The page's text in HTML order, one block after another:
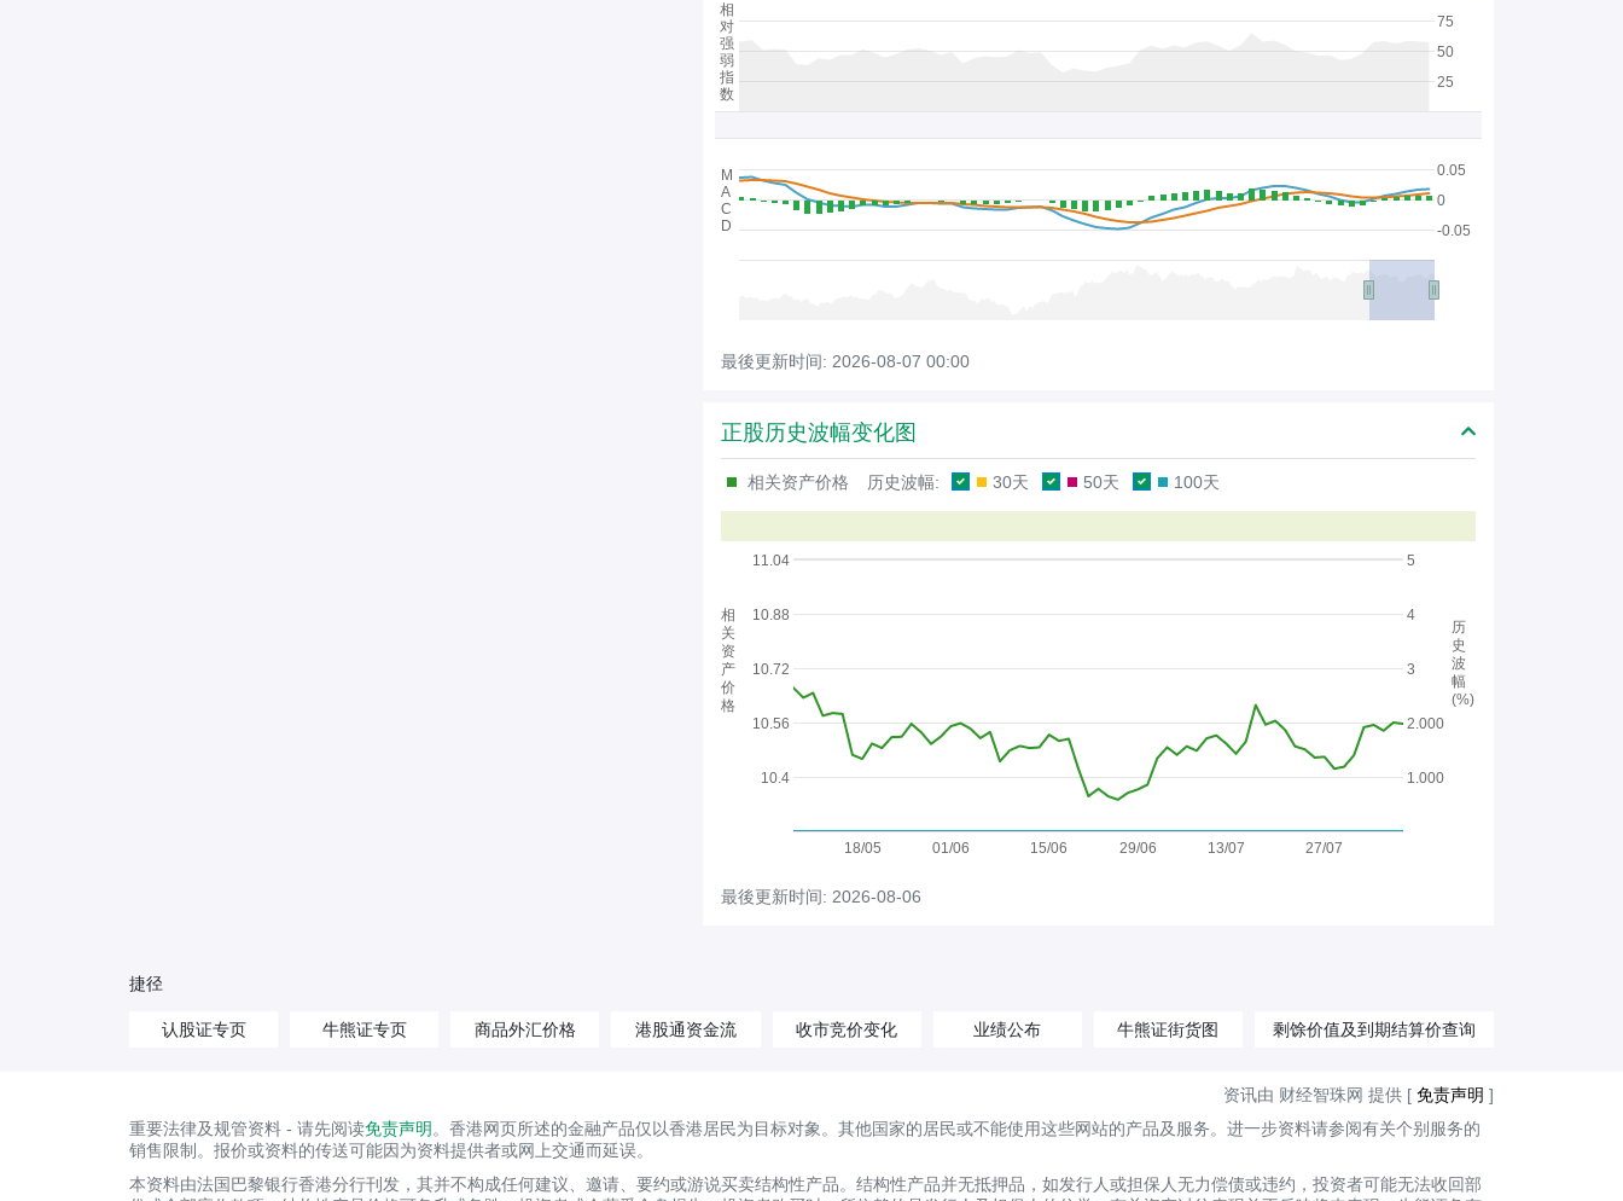
25
50
75
-0.05
0
0.05
相
对
强
弱
指
数
M
A
C
D
最後更新时间: 2026-08-07 00:00
正股历史波幅变化图
相关资产价格 历史波幅: 30天 50天 100天
18/05 01/06 15/06 29/06 13/07 27/07
10.4
10.56
10.72
10.88
11.04
1.000
2.000
3
4
5
相
关
资
产
价
格
历
史
波
幅
(%)
最後更新时间: 2026-08-06
捷径
认股证专页 牛熊证专页 商品外汇价格 港股通资金流 收市竞价变化 业绩公布 牛熊证街货图 剩馀价值及到期结算价查询
资讯由 财经智珠网 提供 [ 免责声明 ]
重要法律及规管资料 - 请先阅读免责声明 。香港网页所述的金融产品仅以香港居民为目标对象。其他国家的居民或不能使用这些网站的产品及服务。进一步资料请参阅有关个别服务的
销售限制。报价或资料的传送可能因为资料提供者或网上交通而延误。
本资料由法国巴黎银行香港分行刊发，其并不构成任何建议、邀请、要约或游说买卖结构性产品。结构性产品并无抵押品，如发行人或担保人无力偿债或违约，投资者可能无法收回部